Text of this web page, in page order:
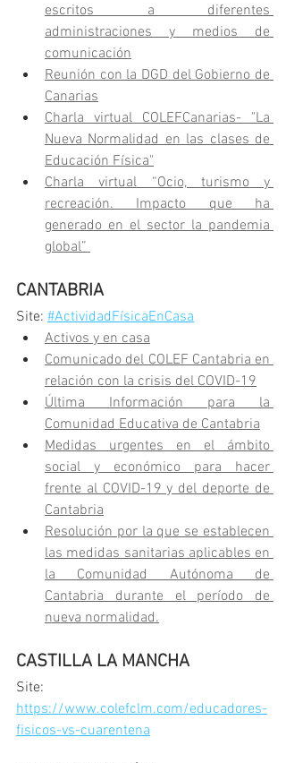
escritos a diferentes
administraciones y medios de
comunicación
Reunión con la DGD del Gobierno de
Canarias
Charla virtual COLEFCanarias- "La
Nueva Normalidad en las clases de
Educación Física"
Charla virtual “Ocio, turismo y
recreación. Impacto que ha
generado en el sector la pandemia
global”
CANTABRIA
Site: #ActividadFísicaEnCasa
Activos y en casa
Comunicado del COLEF Cantabria en
relación con la crisis del COVID-19
Última Información para la
Comunidad Educativa de Cantabria
Medidas urgentes en el ámbito
social y económico para hacer
frente al COVID-19 y del deporte de
Cantabria
Resolución por la que se establecen
las medidas sanitarias aplicables en
la Comunidad Autónoma de
Cantabria durante el período de
nueva normalidad.
CASTILLA LA MANCHA
https://www.colefclm.com/educadores-
fisicos-vs-cuarentena